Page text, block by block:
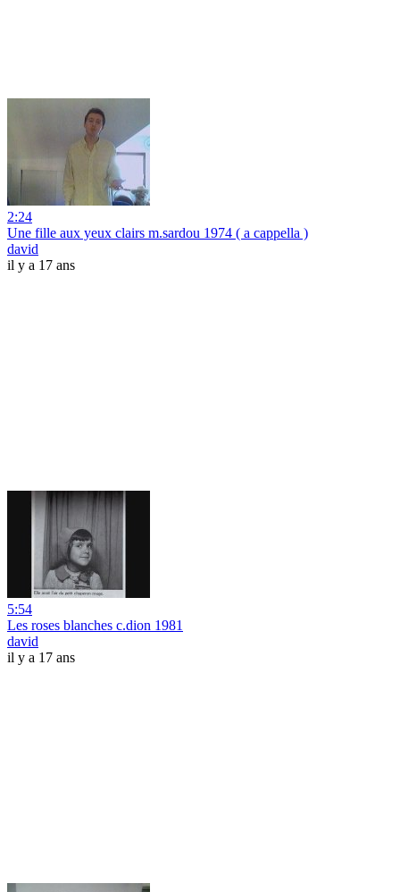
2:24
Une fille aux yeux clairs m.sardou 1974 ( a cappella )
david
il y a 17 ans
5:54
Les roses blanches c.dion 1981
david
il y a 17 ans